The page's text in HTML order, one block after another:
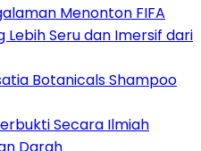
Menonton FIFA
Seru dan Imersif dari
Botanicals Shampoo
Secara Ilmiah
Darah